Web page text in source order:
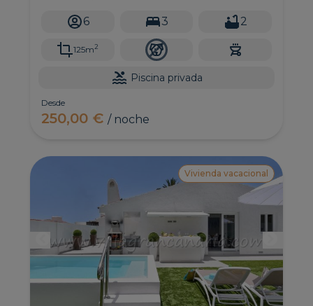
6 3 2
125m2
Piscina privada
Desde
250,00 €/ noche
Vivienda vacacional